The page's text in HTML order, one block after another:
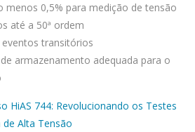
menos 0,5% para medição de tensão
até a 50ª ordem
transitórios
armazenamento adequada para o
HiAS 744: Revolucionando os Testes
Alta Tensão